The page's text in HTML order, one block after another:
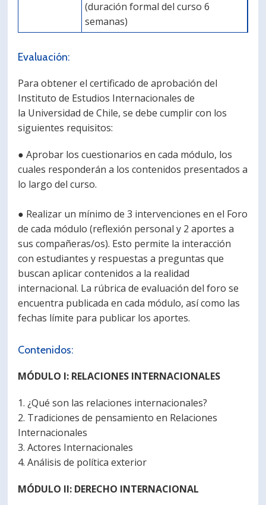
(duración formal del curso 6
semanas)
Evaluación:
Para obtener el certificado de aprobación del
Instituto de Estudios Internacionales de
la Universidad de Chile, se debe cumplir con los
siguientes requisitos:
● Aprobar los cuestionarios en cada módulo, los
cuales responderán a los contenidos presentados a
lo largo del curso.
● Realizar un mínimo de 3 intervenciones en el Foro
de cada módulo (reflexión personal y 2 aportes a
sus compañeras/os). Esto permite la interacción
con estudiantes y respuestas a preguntas que
buscan aplicar contenidos a la realidad
internacional. La rúbrica de evaluación del foro se
encuentra publicada en cada módulo, así como las
fechas límite para publicar los aportes.
Contenidos:
MÓDULO I: RELACIONES INTERNACIONALES
1. ¿Qué son las relaciones internacionales?
2. Tradiciones de pensamiento en Relaciones
Internacionales
3. Actores Internacionales
4. Análisis de política exterior
MÓDULO II: DERECHO INTERNACIONAL